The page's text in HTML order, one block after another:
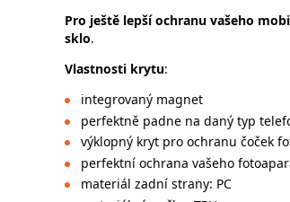
Pro ještě lepší ochranu vašeho
sklo.
Vlastnosti krytu:
integrovaný magnet
perfektně padne na daný typ
výklopný kryt pro ochranu čoček
perfektní ochrana vašeho
materiál zadní strany: PC